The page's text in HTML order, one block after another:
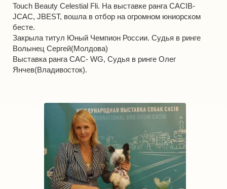
Touch Beauty Celestial Fli. На выставке ранга CACIB-
JCAC, JBEST, вошла в отбор на огромном юниорском
бесте.
Закрыла титул Юный Чемпион России. Судья в ринге
Волынец Сергей(Молдова)
Выставка ранга CAC- WG, Судья в ринге Олег
Янчев(Владивосток).